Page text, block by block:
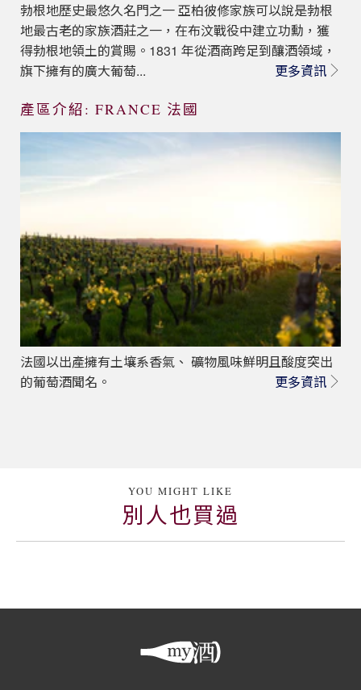
勃根地歷史最悠久名門之一 亞柏彼修家族可以說是勃根
地最古老的家族酒莊之一，在布汶戰役中建立功勳，獲
得勃根地領土的賞賜。1831 年從酒商跨足到釀酒領域，
旗下擁有的廣大葡萄...
更多資訊
產區介紹: FRANCE 法國
法國以出產擁有土壤系香氣、 礦物風味鮮明且酸度突出
的葡萄酒聞名。
更多資訊
YOU MIGHT LIKE
別人也買過